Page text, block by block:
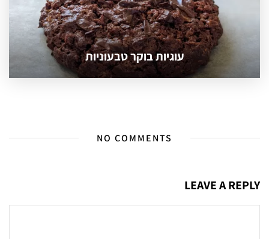
עוגיות בוקר טבעוניות
NO COMMENTS
LEAVE A REPLY